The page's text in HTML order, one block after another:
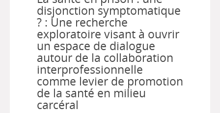
disjonction symptomatique
? : Une recherche
exploratoire visant à ouvrir
un espace de dialogue
autour de la collaboration
interprofessionnelle
comme levier de promotion
de la santé en milieu
carcéral